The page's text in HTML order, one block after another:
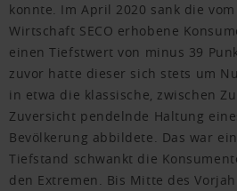
konnte. Im April 2020 sank die
Wirtschaft SECO erhobene
einen Tiefstwert von minus 39
zuvor hatte dieser sich stets um
in etwa die klassische, zwischen
Zuversicht pendelnde Haltung
Bevölkerung abbildete. Das war
Tiefstand schwankt die
den Extremen. Bis Mitte des